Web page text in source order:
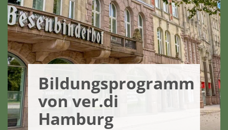
Bildungsprogramm
von ver.di
Hamburg